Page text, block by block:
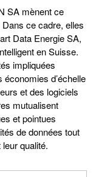
SA mènent ce
ce cadre, elles
Data Energie SA,
en Suisse.
impliquées
économies d’échelle
et des logiciels
mutualisent
et pointues
de données tout
qualité.